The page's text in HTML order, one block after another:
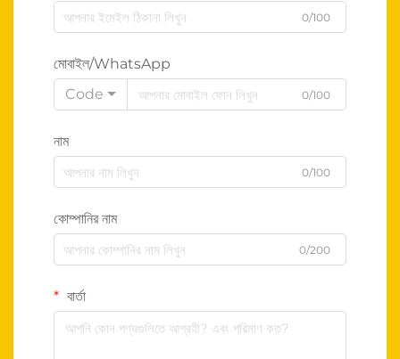
0/100
মোবাইল/WhatsApp
Code
0/100
নাম
0/100
কোম্পানির নাম
0/200
বার্তা